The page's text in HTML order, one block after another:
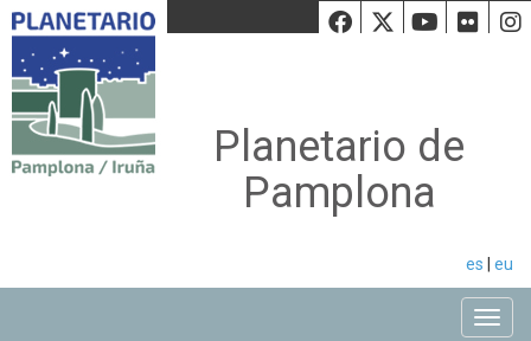
Facebook
Twiiter
Planetario de
Pamplona
es eu